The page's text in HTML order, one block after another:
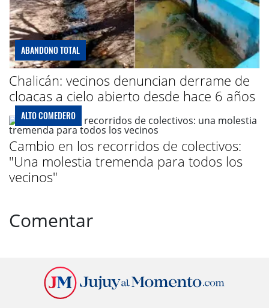
ABANDONO TOTAL
Chalicán: vecinos denuncian derrame de
cloacas a cielo abierto desde hace 6 años
ALTO COMEDERO
Cambio en los recorridos de colectivos:
"Una molestia tremenda para todos los
vecinos"
Comentar